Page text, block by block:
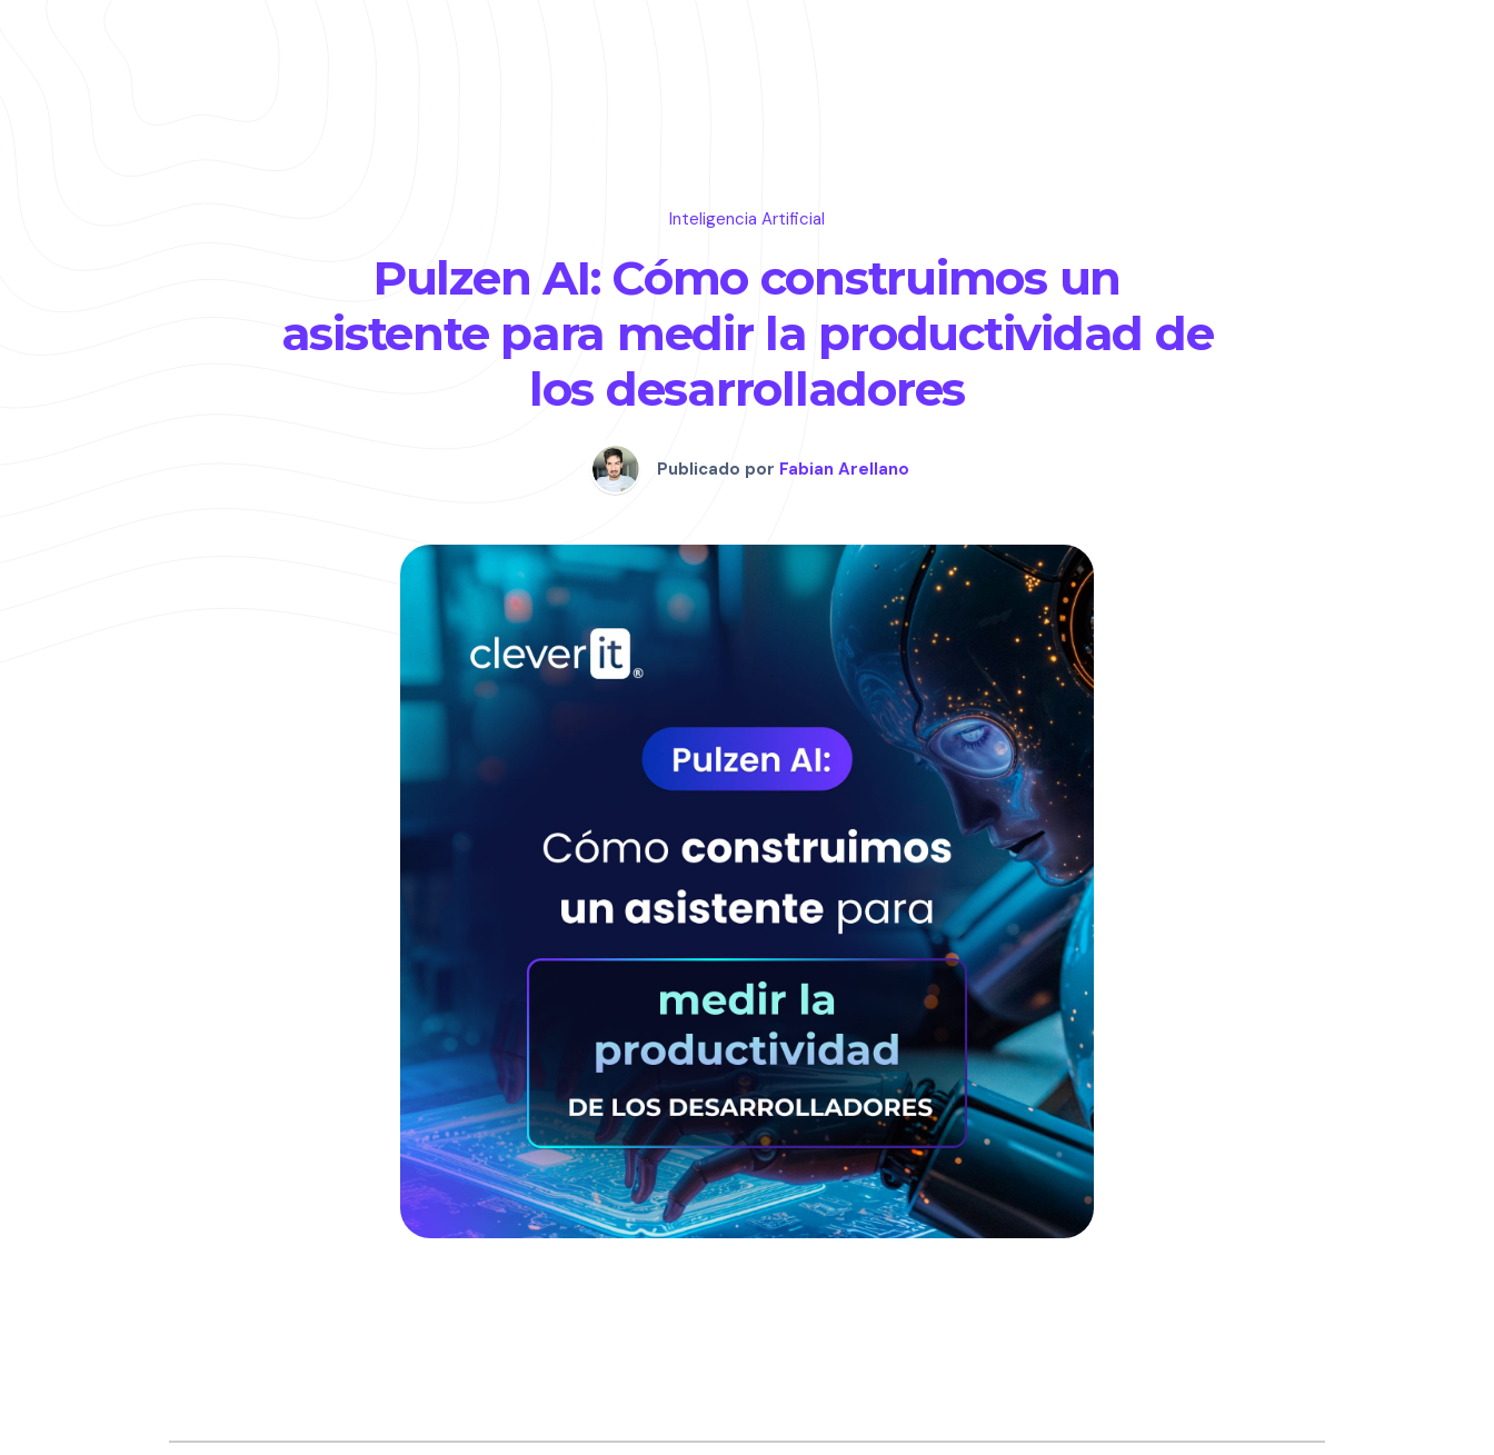
Inteligencia Artificial
Pulzen AI: Cómo construimos un
asistente para medir la productividad de
los desarrolladores
Publicado por Fabian Arellano